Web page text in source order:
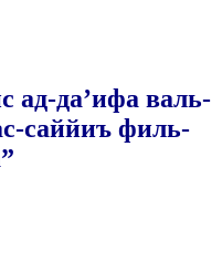
ад-да’ифа валь-
саййиъ филь-